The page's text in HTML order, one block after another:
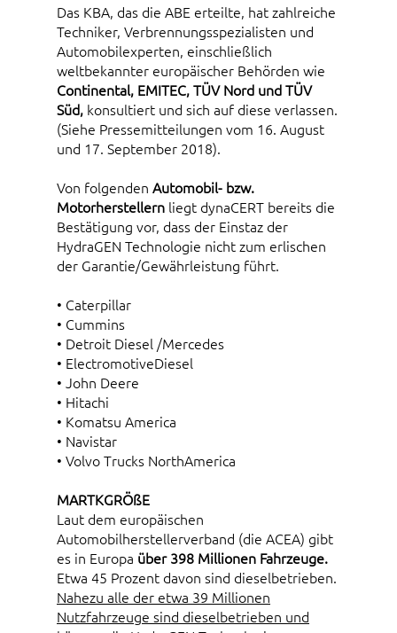
Das KBA, das die ABE erteilte, hat zahlreiche
Techniker, Verbrennungsspezialisten und
Automobilexperten, einschließlich
weltbekannter europäischer Behörden wie
Continental, EMITEC, TÜV Nord und TÜV
Süd, konsultiert und sich auf diese verlassen.
(Siehe Pressemitteilungen vom 16. August
und 17. September 2018).
Von folgenden Automobil- bzw.
Motorherstellern liegt dynaCERT bereits die
Bestätigung vor, dass der Einstaz der
HydraGEN Technologie nicht zum erlischen
der Garantie/Gewährleistung führt.
• Caterpillar
• Cummins
• Detroit Diesel /Mercedes
• ElectromotiveDiesel
• John Deere
• Hitachi
• Komatsu America
• Navistar
• Volvo Trucks NorthAmerica
MARTKGRÖßE
Laut dem europäischen
Automobilherstellerverband (die ACEA) gibt
es in Europa über 398 Millionen Fahrzeuge.
Etwa 45 Prozent davon sind dieselbetrieben.
Nahezu alle der etwa 39 Millionen
Nutzfahrzeuge sind dieselbetrieben und